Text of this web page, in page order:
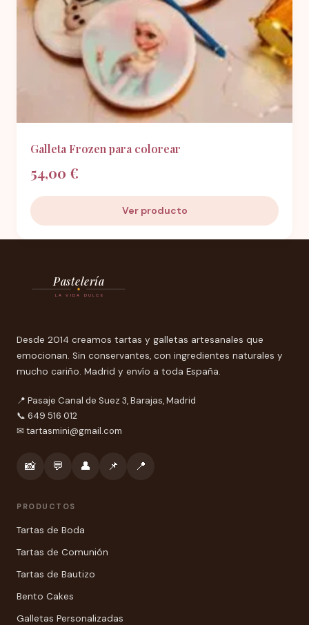
Galleta Frozen para colorear
54,00 €
Ver producto
Pastelería
LA VIDA DULCE
Desde 2014 creamos tartas y galletas artesanales que
emocionan. Sin conservantes, con ingredientes naturales y
mucho cariño. Madrid y envío a toda España.
📍 Pasaje Canal de Suez 3, Barajas, Madrid
📞 649 516 012
✉ tartasmini@gmail.com
📸 💬 👤 📌 📍
PRODUCTOS
Tartas de Boda
Tartas de Comunión
Tartas de Bautizo
Bento Cakes
Galletas Personalizadas